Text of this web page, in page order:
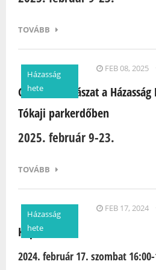
TOVÁBB
Házasság
hete
FEB 08, 2025
Geoláda vadászat a
Tókaji parkerdőben
2025. február 9-23.
TOVÁBB
Házasság
hete
FEB 17, 2024
Kapocs Táncz
2024. február 17. szombat